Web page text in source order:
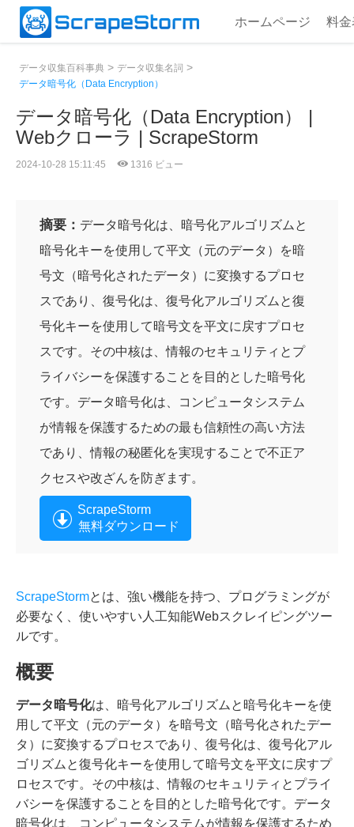
ホームページ 料金
データ収集百科事典 > データ収集名詞 >
データ暗号化（Data Encryption）
データ暗号化（Data Encryption） |
Webクローラ | ScrapeStorm
2024-10-28 15:11:45 1316 ビュー
摘要： データ暗号化は、暗号化アルゴリズムと
暗号化キーを使用して平文（元のデータ）を暗
号文（暗号化されたデータ）に変換するプロセ
スであり、復号化は、復号化アルゴリズムと復
号化キーを使用して暗号文を平文に戻すプロセ
スです。その中核は、情報のセキュリティとプ
ライバシーを保護することを目的とした暗号化
です。データ暗号化は、コンピュータシステム
が情報を保護するための最も信頼性の高い方法
であり、情報の秘匿化を実現することで不正ア
クセスや改ざんを防ぎます。
ScrapeStorm
無料ダウンロード
ScrapeStormとは、強い機能を持つ、プログラミングが
必要なく、使いやすい人工知能Webスクレイピングツー
ルです。
概要
データ暗号化は、暗号化アルゴリズムと暗号化キーを使
用して平文（元のデータ）を暗号文（暗号化されたデー
タ）に変換するプロセスであり、復号化は、復号化アル
ゴリズムと復号化キーを使用して暗号文を平文に戻すプ
ロセスです。その中核は、情報のセキュリティとプライ
バシーを保護することを目的とした暗号化です。データ
暗号化は、コンピュータシステムが情報を保護するため